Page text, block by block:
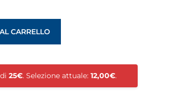
CARRELLO
25€. Selezione attuale: 12,00€.